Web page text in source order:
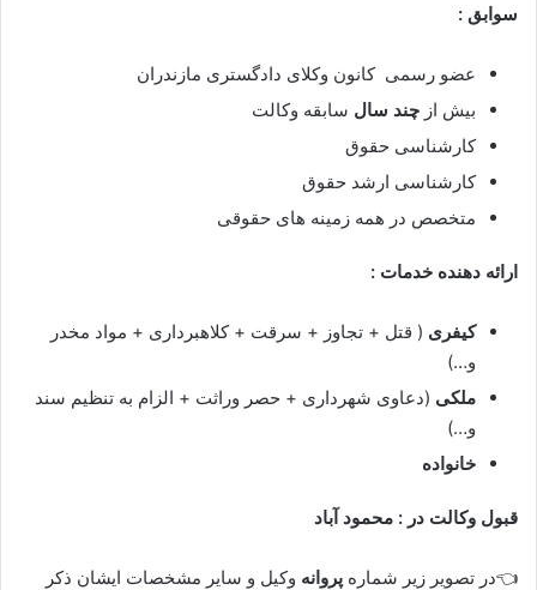
سوابق :
عضو رسمی کانون وکلای دادگستری مازندران
بیش از چند سال سابقه وکالت
کارشناسی حقوق
کارشناسی ارشد حقوق
متخصص در همه زمینه های حقوقی
ارائه دهنده خدمات :
کیفری ( قتل + تجاوز + سرقت + کلاهبرداری + مواد مخدر
و…)
ملکی (دعاوی شهرداری + حصر وراثت + الزام به تنظیم سند
و…)
خانواده
قبول وکالت در : محمود آباد
👈در تصویر زیر شماره پروانه وکیل و سایر مشخصات ایشان ذکر